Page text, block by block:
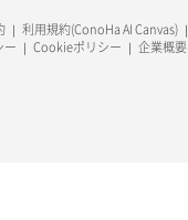
利用規約(ConoHa AI Canvas)
ー Cookieポリシー 企業概要